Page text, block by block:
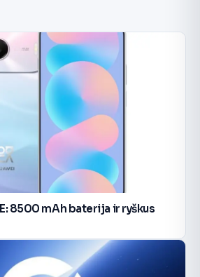
8500 mAh baterija ir ryškus